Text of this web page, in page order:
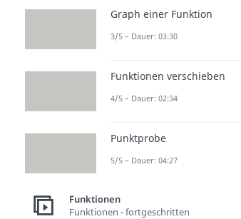
Graph einer Funktion
3/5 – Dauer: 03:30
Funktionen verschieben
4/5 – Dauer: 02:34
Punktprobe
5/5 – Dauer: 04:27
Funktionen
Funktionen - fortgeschritten